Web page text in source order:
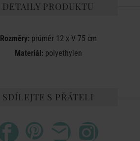
DETAILY PRODUKTU
Rozměry:průměr 12 x V 75 cm
Materiál:polyethylen
SDÍLEJTE S PŘÁTELI